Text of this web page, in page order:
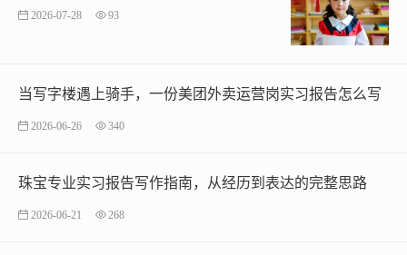
2026-07-28 93
当写字楼遇上骑手，一份美团外卖运营岗实习报告怎么写
2026-06-26 340
珠宝专业实习报告写作指南，从经历到表达的完整思路
2026-06-21 268